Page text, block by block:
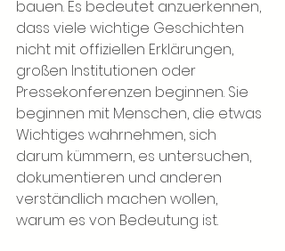
bauen. Es bedeutet anzuerkennen,
dass viele wichtige Geschichten
nicht mit offiziellen Erklärungen,
großen Institutionen oder
Pressekonferenzen beginnen. Sie
beginnen mit Menschen, die etwas
Wichtiges wahrnehmen, sich
darum kümmern, es untersuchen,
dokumentieren und anderen
verständlich machen wollen,
warum es von Bedeutung ist.